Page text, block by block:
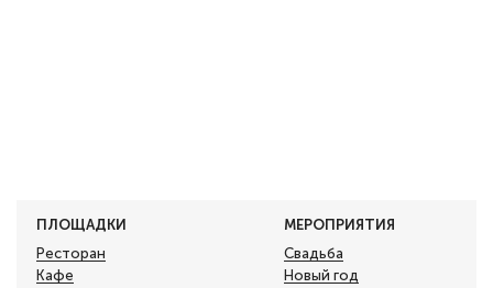
ПЛОЩАДКИ
Ресторан
Кафе
МЕРОПРИЯТИЯ
Свадьба
Новый год